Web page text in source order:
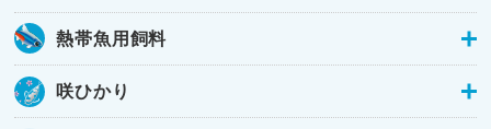
熱帯魚用飼料
咲ひかり